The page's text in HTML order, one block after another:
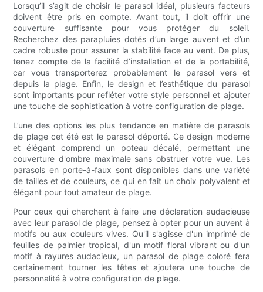
Lorsqu’il s’agit de choisir le parasol idéal, plusieurs facteurs
doivent être pris en compte. Avant tout, il doit offrir une
couverture suffisante pour vous protéger du soleil.
Recherchez des parapluies dotés d’un large auvent et d’un
cadre robuste pour assurer la stabilité face au vent. De plus,
tenez compte de la facilité d’installation et de la portabilité,
car vous transporterez probablement le parasol vers et
depuis la plage. Enfin, le design et l’esthétique du parasol
sont importants pour refléter votre style personnel et ajouter
une touche de sophistication à votre configuration de plage.
L’une des options les plus tendance en matière de parasols
de plage cet été est le parasol déporté. Ce design moderne
et élégant comprend un poteau décalé, permettant une
couverture d'ombre maximale sans obstruer votre vue. Les
parasols en porte-à-faux sont disponibles dans une variété
de tailles et de couleurs, ce qui en fait un choix polyvalent et
élégant pour tout amateur de plage.
Pour ceux qui cherchent à faire une déclaration audacieuse
avec leur parasol de plage, pensez à opter pour un auvent à
motifs ou aux couleurs vives. Qu'il s'agisse d'un imprimé de
feuilles de palmier tropical, d'un motif floral vibrant ou d'un
motif à rayures audacieux, un parasol de plage coloré fera
certainement tourner les têtes et ajoutera une touche de
personnalité à votre configuration de plage.